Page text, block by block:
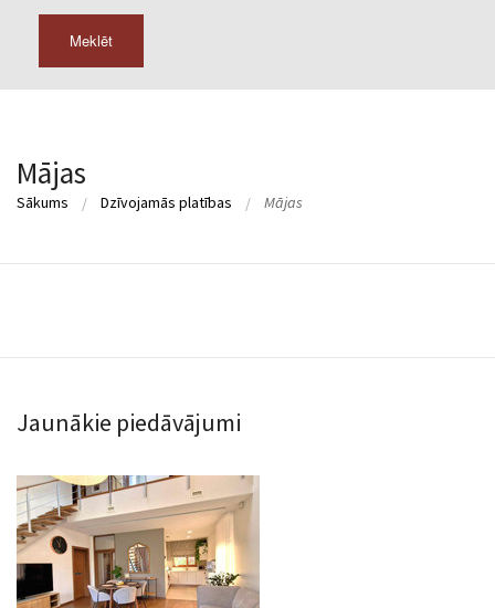
Meklēt
Mājas
Sākums Dzīvojamās platības Mājas
Jaunākie piedāvājumi